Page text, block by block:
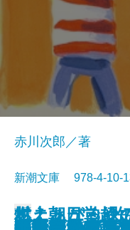
イニュニック
赤川次郎／著
新潮文庫 978-4-
文庫
村上朝日堂超
燃えあがる